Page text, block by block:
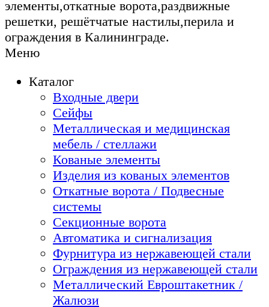
элементы,откатные ворота,раздвижные
решетки, решётчатые настилы,перила и
ограждения в Калининграде.
Меню
Каталог
Входные двери
Сейфы
Металлическая и медицинская
мебель / стеллажи
Кованые элементы
Изделия из кованых элементов
Откатные ворота / Подвесные
системы
Секционные ворота
Автоматика и сигнализация
Фурнитура из нержавеющей стали
Ограждения из нержавеющей стали
Металлический Евроштакетник /
Жалюзи